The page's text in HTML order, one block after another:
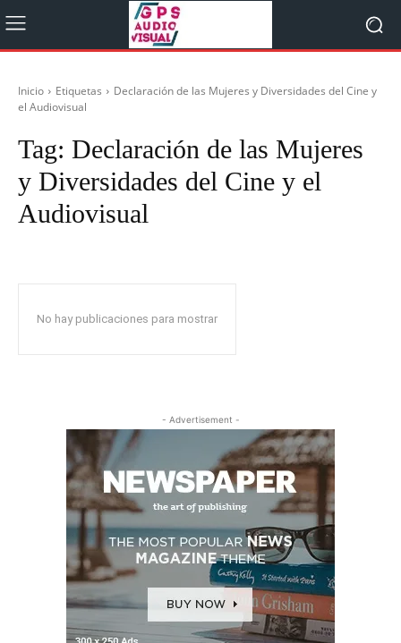
Inicio Etiquetas
Declaración de las Mujeres y Diversidades del Cine y
el Audiovisual
Tag: Declaración de las Mujeres
y Diversidades del Cine y el
Audiovisual
No hay publicaciones para mostrar
- Advertisement -